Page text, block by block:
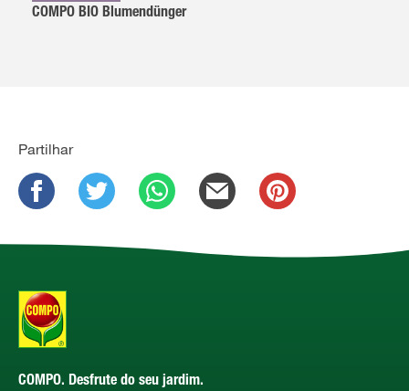
COMPO BIO Blumendünger
Partilhar
COMPO. Desfrute do seu jardim.